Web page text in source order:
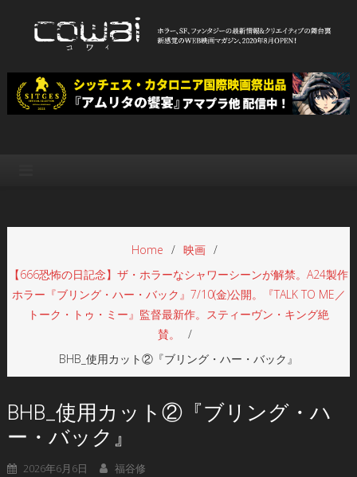
WEB映画マガジン「cowai コ
ワイ」
Home
映画
【666恐怖の日記念】ザ・ホラーなシャワーシーンが解禁。A24製作
ホラー『ブリング・ハー・バック』7/10(金)公開。『TALK TO ME／
トーク・トゥ・ミー』監督最新作。スティーヴン・キング絶
賛。
BHB_使用カット②『ブリング・ハー・バック』
BHB_使用カット②『ブリング・ハ
ー・バック』
2026年6月6日 福谷修